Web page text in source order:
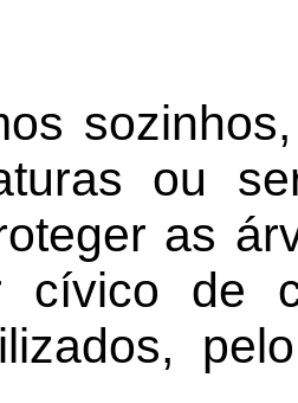
ou
as
cívico de